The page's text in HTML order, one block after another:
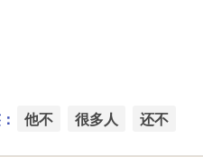
他不 很多人 还不